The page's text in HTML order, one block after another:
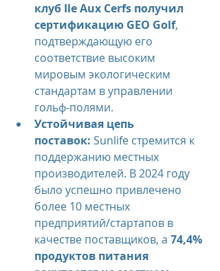
клуб Ile Aux Cerfs получил
сертификацию GEO Golf,
подтверждающую его
соответствие высоким
мировым экологическим
стандартам в управлении
гольф-полями.
Устойчивая цепь
поставок: Sunlife стремится к
поддержанию местных
производителей. В 2024 году
было успешно привлечено
более 10 местных
предприятий/стартапов в
качестве поставщиков, а 74,4%
продуктов питания